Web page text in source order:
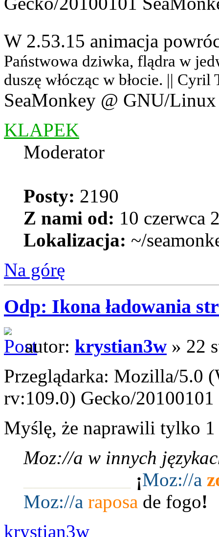
W 2.53.15 animacja
Państwowa dziwka, flądra w
duszę włócząc w błocie. ||
SeaMonkey @ GNU/Linux
KLAPEK
Moderator
Posty: 2190
Z nami od: 10 czerwca
Lokalizacja: ~/
Na górę
Odp: Ikona ładowania
autor: krystian3w » 22
Przeglądarka: Mozilla/5.0
rv:109.0) Gecko/
Myślę, że naprawili tylko
Moz://a w innych
¡Moz://a
Moz://a raposa de fogo!
krystian3w